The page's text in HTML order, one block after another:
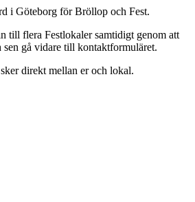
i Göteborg för Bröllop och Fest.
till flera Festlokaler samtidigt genom att
sen gå vidare till kontaktformuläret.
direkt mellan er och lokal.